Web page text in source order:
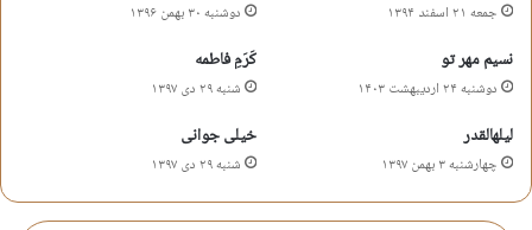
وحید عظیم پور
جمعه ۲۱ اسفند ۱۳۹۴ دوشنبه ۳۰ بهمن ۱۳۹۶
نسیم مهر تو
دوشنبه ۲۴ اردیبهشت ۱۴۰۳
کَرَمِ فاطمه
شنبه ۲۹ دی ۱۳۹۷
لیلهالقدر
چهارشنبه ۳ بهمن ۱۳۹۷
خیلی جوانی
شنبه ۲۹ دی ۱۳۹۷